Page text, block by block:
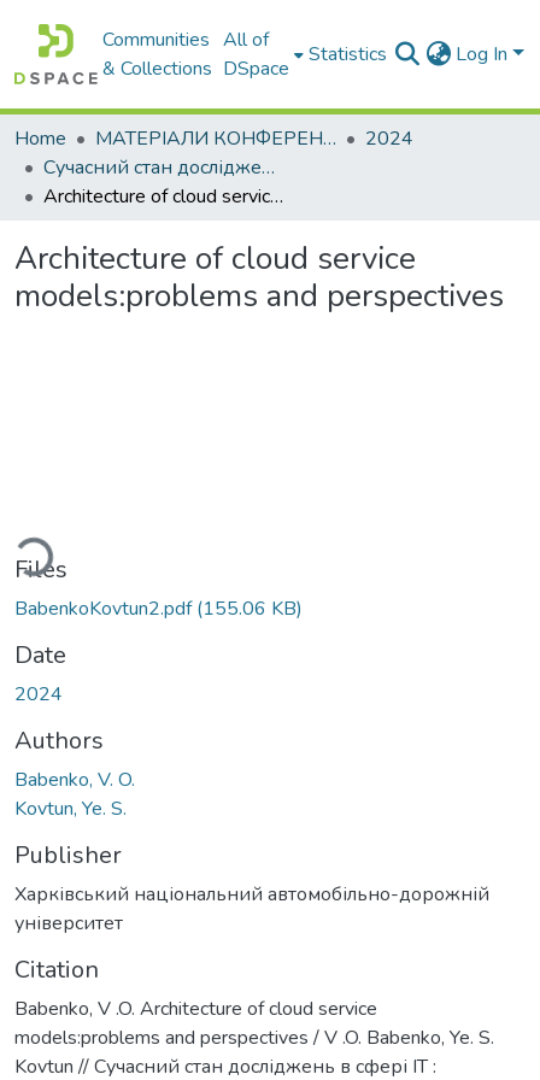
Communities
& Collections
All of
DSpace
Statistics Log In
Home МАТЕРІАЛИ КОНФЕРЕНЦІЙ
2024
Сучасний стан досліджень в сфері ІТ
Аrchitecture of cloud service models:problems and perspectives
Аrchitecture of cloud service
models:problems and perspectives
Files
BabenkoKovtun2.pdf(155.06 KB)
Date
2024
Authors
Babenko, V. O.
Kovtun, Ye. S.
Publisher
Харківський національний автомобільно-дорожній
університет
Citation
Babenko, V .O. Аrchitecture of cloud service
models:problems and perspectives / V .O. Babenko, Ye. S.
Kovtun // Сучасний стан досліджень в сфері ІТ :